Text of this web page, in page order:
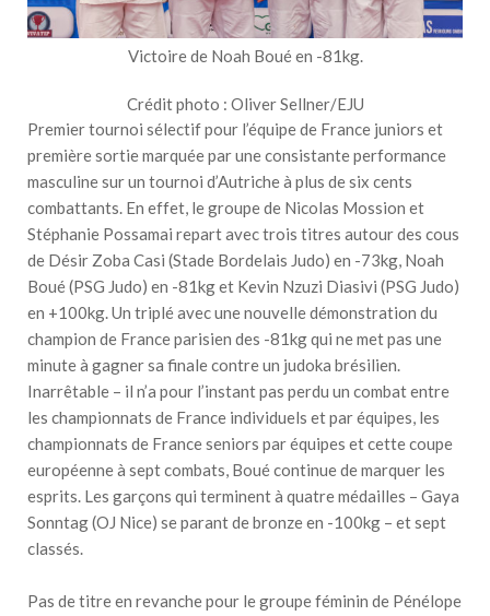
Victoire de Noah Boué en -81kg.
Crédit photo : Oliver Sellner/EJU
Premier tournoi sélectif pour l’équipe de France juniors et
première sortie marquée par une consistante performance
masculine sur un tournoi d’Autriche à plus de six cents
combattants. En effet, le groupe de Nicolas Mossion et
Stéphanie Possamai repart avec trois titres autour des cous
de Désir Zoba Casi (Stade Bordelais Judo) en -73kg, Noah
Boué (PSG Judo) en -81kg et Kevin Nzuzi Diasivi (PSG Judo)
en +100kg. Un triplé avec une nouvelle démonstration du
champion de France parisien des -81kg qui ne met pas une
minute à gagner sa finale contre un judoka brésilien.
Inarrêtable – il n’a pour l’instant pas perdu un combat entre
les championnats de France individuels et par équipes, les
championnats de France seniors par équipes et cette coupe
européenne à sept combats, Boué continue de marquer les
esprits. Les garçons qui terminent à quatre médailles – Gaya
Sonntag (OJ Nice) se parant de bronze en -100kg – et sept
classés.
Pas de titre en revanche pour le groupe féminin de Pénélope